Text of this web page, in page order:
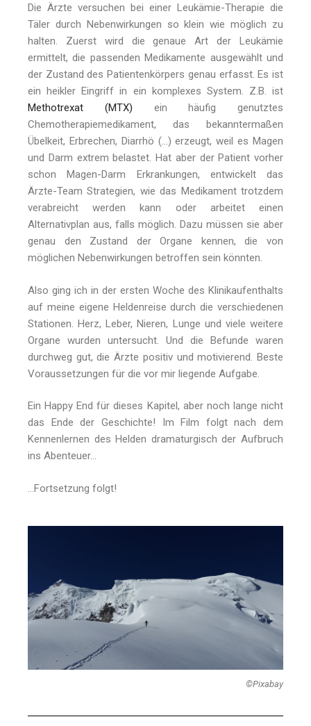
Die Ärzte versuchen bei einer Leukämie-Therapie die
Täler durch Nebenwirkungen so klein wie möglich zu
halten. Zuerst wird die genaue Art der Leukämie
ermittelt, die passenden Medikamente ausgewählt und
der Zustand des Patientenkörpers genau erfasst. Es ist
ein heikler Eingriff in ein komplexes System. Z.B. ist
Methotrexat (MTX) ein häufig genutztes
Chemotherapiemedikament, das bekanntermaßen
Übelkeit, Erbrechen, Diarrhö (…) erzeugt, weil es Magen
und Darm extrem belastet. Hat aber der Patient vorher
schon Magen-Darm Erkrankungen, entwickelt das
Ärzte-Team Strategien, wie das Medikament trotzdem
verabreicht werden kann oder arbeitet einen
Alternativplan aus, falls möglich. Dazu müssen sie aber
genau den Zustand der Organe kennen, die von
möglichen Nebenwirkungen betroffen sein könnten.
Also ging ich in der ersten Woche des Klinikaufenthalts
auf meine eigene Heldenreise durch die verschiedenen
Stationen. Herz, Leber, Nieren, Lunge und viele weitere
Organe wurden untersucht. Und die Befunde waren
durchweg gut, die Ärzte positiv und motivierend. Beste
Voraussetzungen für die vor mir liegende Aufgabe.
Ein Happy End für dieses Kapitel, aber noch lange nicht
das Ende der Geschichte! Im Film folgt nach dem
Kennenlernen des Helden dramaturgisch der Aufbruch
ins Abenteuer…
…Fortsetzung folgt!
©Pixabay